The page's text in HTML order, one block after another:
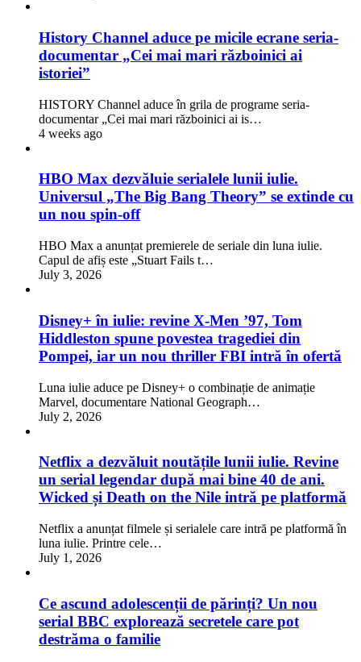
History Channel aduce pe micile ecrane seria-
documentar „Cei mai mari războinici ai
istoriei”
HISTORY Channel aduce în grila de programe seria-
documentar „Cei mai mari războinici ai is…
4 weeks ago
HBO Max dezvăluie serialele lunii iulie.
Universul „The Big Bang Theory” se extinde cu
un nou spin-off
HBO Max a anunțat premierele de seriale din luna iulie.
Capul de afiș este „Stuart Fails t…
July 3, 2026
Disney+ în iulie: revine X-Men ’97, Tom
Hiddleston spune povestea tragediei din
Pompei, iar un nou thriller FBI intră în ofertă
Luna iulie aduce pe Disney+ o combinație de animație
Marvel, documentare National Geograph…
July 2, 2026
Netflix a dezvăluit noutățile lunii iulie. Revine
un serial legendar după mai bine 40 de ani.
Wicked și Death on the Nile intră pe platformă
Netflix a anunțat filmele și serialele care intră pe platformă în
luna iulie. Printre cele…
July 1, 2026
Ce ascund adolescenții de părinți? Un nou
serial BBC explorează secretele care pot
destrăma o familie